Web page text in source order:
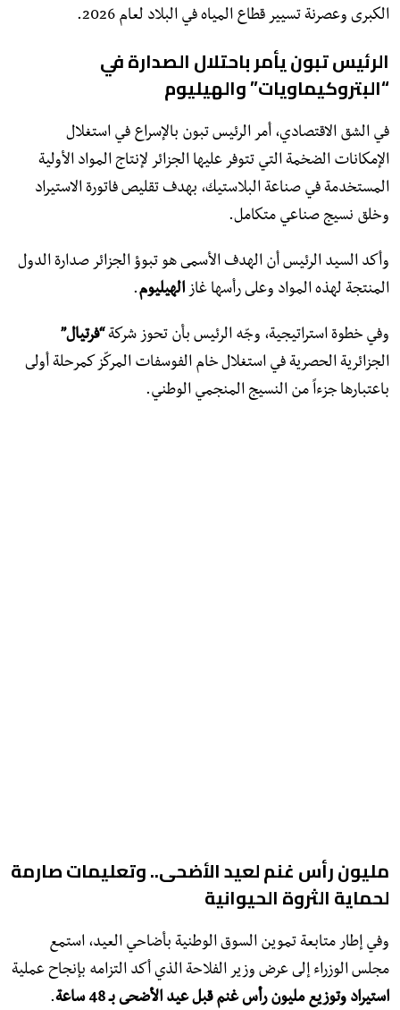
الكبرى وعصرنة تسيير قطاع المياه في البلاد لعام 2026.
الرئيس تبون يأمر باحتلال الصدارة في
“البتروكيماويات” والهيليوم
​في الشق الاقتصادي، أمر الرئيس تبون بالإسراع في استغلال
الإمكانات الضخمة التي تتوفر عليها الجزائر لإنتاج المواد الأولية
المستخدمة في صناعة البلاستيك، بهدف تقليص فاتورة الاستيراد
وخلق نسيج صناعي متكامل.
وأكد السيد الرئيس أن الهدف الأسمى هو تبوؤ الجزائر صدارة الدول
المنتجة لهذه المواد وعلى رأسها غازالهيليوم.
وفي خطوة استراتيجية، وجّه الرئيس بأن تحوز شركة“فرتيال”
الجزائرية الحصرية في استغلال خام الفوسفات المركّز كمرحلة أولى
باعتبارها جزءاً من النسيج المنجمي الوطني.
​مليون رأس غنم لعيد الأضحى.. وتعليمات صارمة
لحماية الثروة الحيوانية
​وفي إطار متابعة تموين السوق الوطنية بأضاحي العيد، استمع
مجلس الوزراء إلى عرض وزير الفلاحة الذي أكد التزامه بإنجاح عملية
استيراد وتوزيع مليون رأس غنم قبل عيد الأضحى بـ 48 ساعة
.